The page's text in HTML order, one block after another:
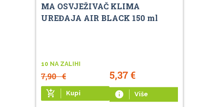
MA OSVJEŽIVAČ KLIMA
UREĐAJA AIR BLACK 150 ml
10 NA ZALIHI
7,90€ 5,37€
add_shopping_cart Kupi info Više